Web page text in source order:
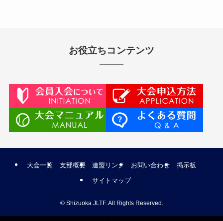
お役立ちコンテンツ
大会一覧 支部概要 連盟リンク お問い合わせ 掲示板
サイトマップ
©Shizuoka JLTF. All Rights Reserved.